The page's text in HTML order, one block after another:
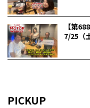
【第
7/25（
PICKUP